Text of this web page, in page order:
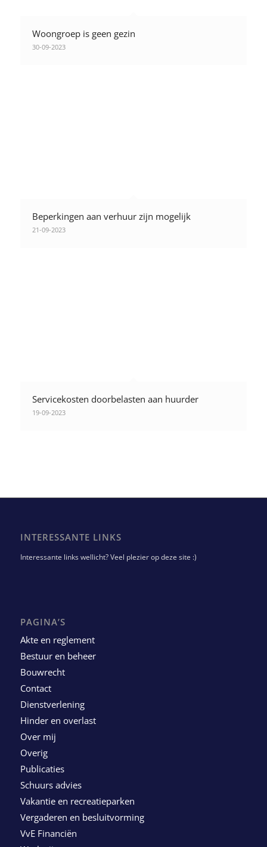
Woongroep is geen gezin
30-09-2023
Beperkingen aan verhuur zijn mogelijk
21-09-2023
Servicekosten doorbelasten aan huurder
19-09-2023
INTERESSANTE LINKS
Interessante links wellicht? Veel plezier op deze site :)
PAGINA’S
Akte en reglement
Bestuur en beheer
Bouwrecht
Contact
Dienstverlening
Hinder en overlast
Over mij
Overig
Publicaties
Schuurs advies
Vakantie en recreatieparken
Vergaderen en besluitvorming
VvE Financiën